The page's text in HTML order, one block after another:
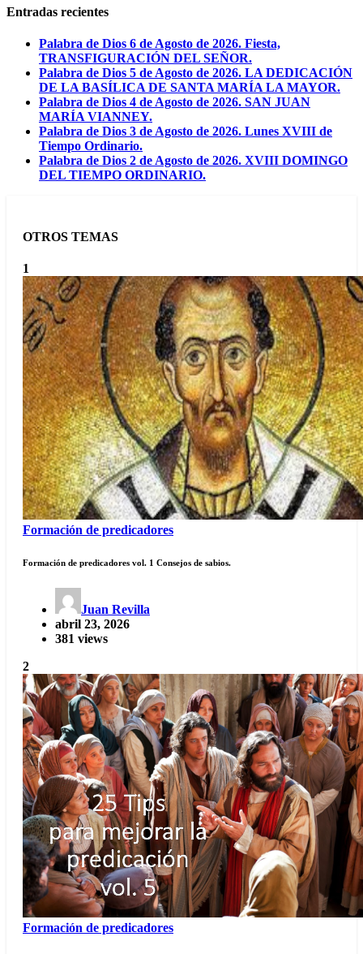
Entradas recientes
Palabra de Dios 6 de Agosto de 2026. Fiesta,
TRANSFIGURACIÓN DEL SEÑOR.
Palabra de Dios 5 de Agosto de 2026. LA DEDICACIÓN
DE LA BASÍLICA DE SANTA MARÍA LA MAYOR.
Palabra de Dios 4 de Agosto de 2026. SAN JUAN
MARÍA VIANNEY.
Palabra de Dios 3 de Agosto de 2026. Lunes XVIII de
Tiempo Ordinario.
Palabra de Dios 2 de Agosto de 2026. XVIII DOMINGO
DEL TIEMPO ORDINARIO.
OTROS TEMAS
1
Formación de predicadores
Formación de predicadores vol. 1 Consejos de sabios.
Juan Revilla
abril 23, 2026
381 views
2
Formación de predicadores